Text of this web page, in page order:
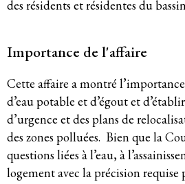
des résidents et résidentes du
Importance de l'affaire
Cette affaire a montré
d’eau potable et d’égout et
d’urgence et des plans de
des zones polluées. Bien que la
questions liées à l’eau, à
logement avec la précision requise